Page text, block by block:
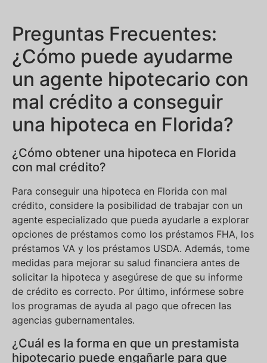
Preguntas Frecuentes:
¿Cómo puede ayudarme
un agente hipotecario con
mal crédito a conseguir
una hipoteca en Florida?
¿Cómo obtener una hipoteca en Florida
con mal crédito?
Para conseguir una hipoteca en Florida con mal
crédito, considere la posibilidad de trabajar con un
agente especializado que pueda ayudarle a explorar
opciones de préstamos como los préstamos FHA, los
préstamos VA y los préstamos USDA. Además, tome
medidas para mejorar su salud financiera antes de
solicitar la hipoteca y asegúrese de que su informe
de crédito es correcto. Por último, infórmese sobre
los programas de ayuda al pago que ofrecen las
agencias gubernamentales.
¿Cuál es la forma en que un prestamista
hipotecario puede engañarle para que